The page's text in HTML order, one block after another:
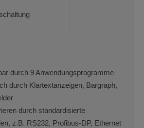
durch 9 Anwendungsprogramme
durch Klartextanzeigen, Bargraph,
durch standardisierte
z.B. RS232, Profibus-DP, Ethernet